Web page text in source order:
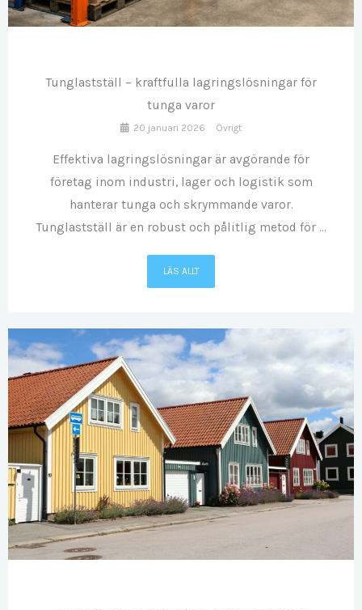
JAN
Tunglastställ – kraftfulla lagringslösningar för
tunga varor
20 januari 2026 Övrigt
Effektiva lagringslösningar är avgörande för
företag inom industri, lager och logistik som
hanterar tunga och skrymmande varor.
Tunglastställ är en robust och pålitlig metod för ...
LÄS ALLT